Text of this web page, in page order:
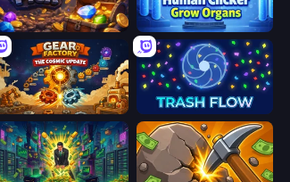
Lucky Pick Human Clicker: Grow Organs
Gear Factory Trash Flow